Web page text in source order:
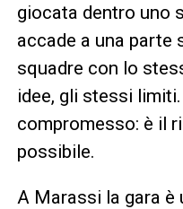
giocata dentro uno
accade a una parte
squadre con lo
idee, gli stessi
compromesso: è il
possibile.
A Marassi la gara